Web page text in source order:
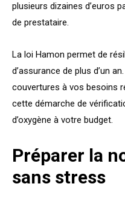
plusieurs dizaines d’euros
de prestataire.
La loi Hamon permet de
d’assurance de plus d’un
couvertures à vos besoins
cette démarche de
d’oxygène à votre budget.
Préparer la
sans stress